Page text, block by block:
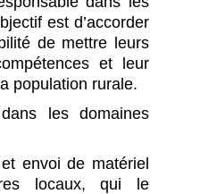
est d’accorder
de mettre leurs
et leur
population rurale.
les domaines
envoi de matériel
locaux, qui le